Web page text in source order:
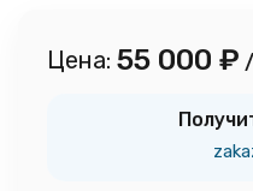
Цена: 55 000 ₽